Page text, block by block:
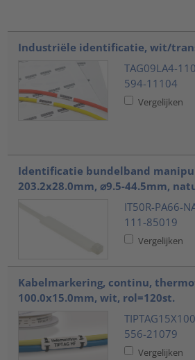
Industriële identificatie, wit/
TAG09LA4-
594-11104
Vergelijken
Identificatie bundelband
203.2x28.0mm, ⌀9.5-44.5mm,
IT50R-PA66-
111-85019
Vergelijken
Kabelmarkering, continu,
100.0x15.0mm, wit, rol=120st.
556-21079
Vergelijken